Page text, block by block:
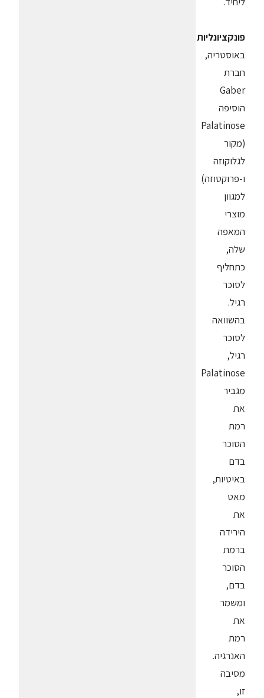
פונקציונליות
באוסטריה,
חברת
Gaber
הוסיפה
Palatinose
(מקור
לגלוקוזה
ו-פרוקטוזה)
למגוון
מוצרי
המאפה
שלה,
כתחליף
לסוכר
רגיל.
בהשוואה
לסוכר
רגיל,
Palatinose
מגביר
את
רמת
הסוכר
בדם
באיטיות,
מאט
את
הירידה
ברמת
הסוכר
בדם,
ומשמר
את
רמת
האנרגיה.
מסיבה
זו,